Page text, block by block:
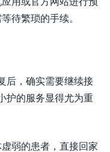
待繁琐的手续。
后，确实需要继续接
护的服务显得尤为重
弱的患者，直接回家